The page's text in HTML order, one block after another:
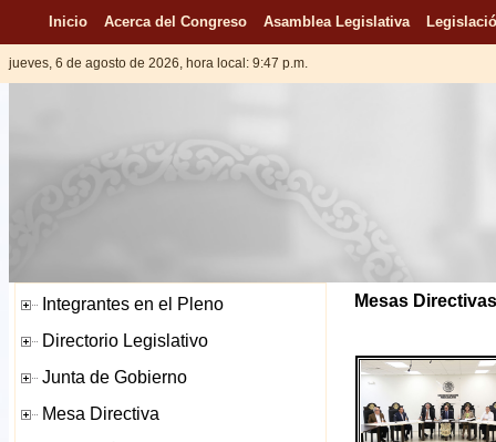
Inicio Acerca del Congreso Asamblea Legislativa
jueves, 6 de agosto de 2026, hora local: 9:47 p.m.
Mesas